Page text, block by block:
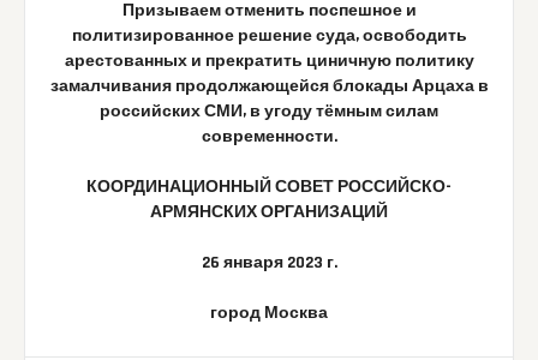
Призываем отменить поспешное и
политизированное решение суда, освободить
арестованных и прекратить циничную политику
замалчивания продолжающейся блокады Арцаха в
российских СМИ, в угоду тёмным силам
современности.
КООРДИНАЦИОННЫЙ СОВЕТ РОССИЙСКО-
АРМЯНСКИХ ОРГАНИЗАЦИЙ
26 января 2023 г.
город Москва